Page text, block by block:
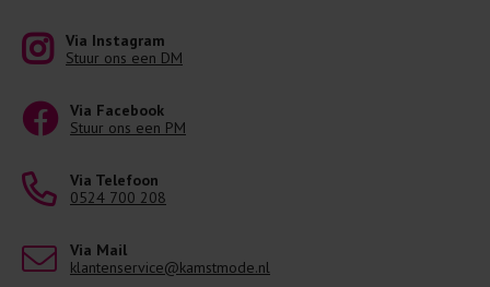
Via Instagram
Stuur ons een DM
Via Facebook
Stuur ons een PM
Via Telefoon
0524 700 208
Via Mail
klantenservice@kamstmode.nl